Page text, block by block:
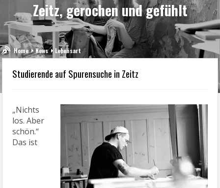
Zeitz, gerochen und gefühlt
Home News Lebensart
Studierende auf Spurensuche in Zeitz
„Nichts
los. Aber
schön.“
Das ist